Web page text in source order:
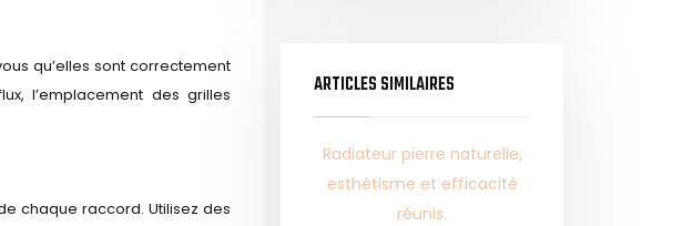
qu’elles sont correctement
l’emplacement des grilles
chaque raccord. Utilisez des
ARTICLES SIMILAIRES
Radiateur pierre naturelle,
esthétisme et efficacité
réunis.